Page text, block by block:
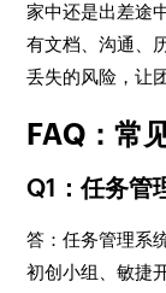
家中还是出差途
有文档、沟通、
丢失的风险，让
FAQ：常
Q1：任务管
答：任务管理系
初创小组、敏捷